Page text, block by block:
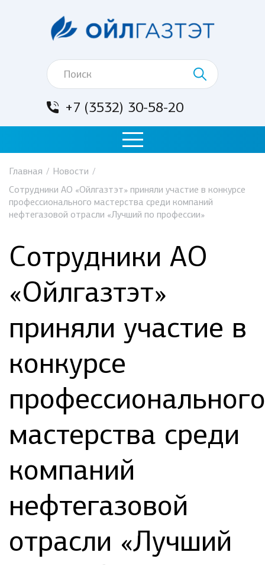
+7 (3532) 30-58-20
Главная / Новости /
Сотрудники АО «Ойлгазтэт» приняли участие в конкурсе
профессионального мастерства среди компаний
нефтегазовой отрасли «Лучший по профессии»
Сотрудники АО
«Ойлгазтэт»
приняли участие в
конкурсе
профессионального
мастерства среди
компаний
нефтегазовой
отрасли «Лучший